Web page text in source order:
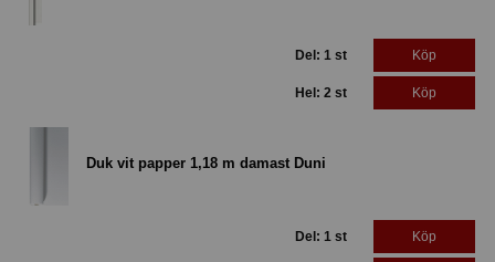
Del: 1 st Köp
Hel: 2 st Köp
Duk vit papper 1,18 m damast Duni
Del: 1 st Köp